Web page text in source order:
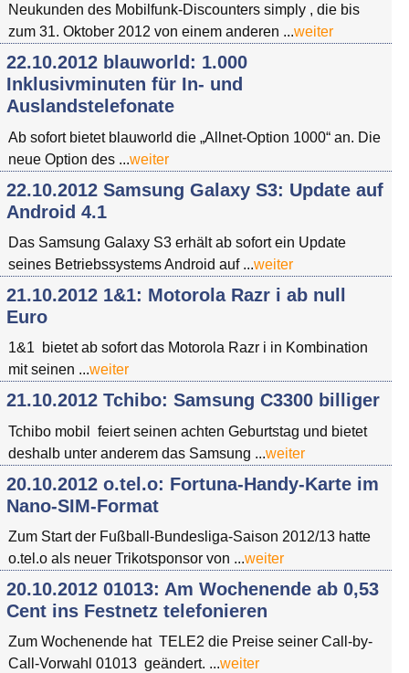
Neukunden des Mobilfunk-Discounters simply , die bis
zum 31. Oktober 2012 von einem anderen ...weiter
22.10.2012 blauworld: 1.000
Inklusivminuten für In- und
Auslandstelefonate
Ab sofort bietet blauworld die „Allnet-Option 1000“ an. Die
neue Option des ...weiter
22.10.2012 Samsung Galaxy S3: Update auf
Android 4.1
Das Samsung Galaxy S3 erhält ab sofort ein Update
seines Betriebssystems Android auf ...weiter
21.10.2012 1&1: Motorola Razr i ab null
Euro
1&1 bietet ab sofort das Motorola Razr i in Kombination
mit seinen ...weiter
21.10.2012 Tchibo: Samsung C3300 billiger
Tchibo mobil feiert seinen achten Geburtstag und bietet
deshalb unter anderem das Samsung ...weiter
20.10.2012 o.tel.o: Fortuna-Handy-Karte im
Nano-SIM-Format
Zum Start der Fußball-Bundesliga-Saison 2012/13 hatte
o.tel.o als neuer Trikotsponsor von ...weiter
20.10.2012 01013: Am Wochenende ab 0,53
Cent ins Festnetz telefonieren
Zum Wochenende hat TELE2 die Preise seiner Call-by-
Call-Vorwahl 01013 geändert. ...weiter